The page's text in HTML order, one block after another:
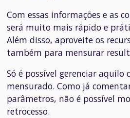
Com essas informações e as
será muito mais rápido e
Além disso, aproveite os
também para mensurar
Só é possível gerenciar aquilo
mensurado. Como já
parâmetros, não é possível
retrocesso.